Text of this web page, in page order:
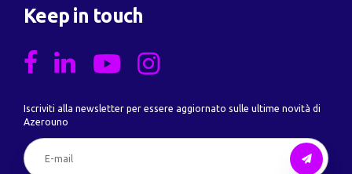
Keep in touch
Iscriviti alla newsletter per essere aggiornato sulle ultime novità di
Azerouno